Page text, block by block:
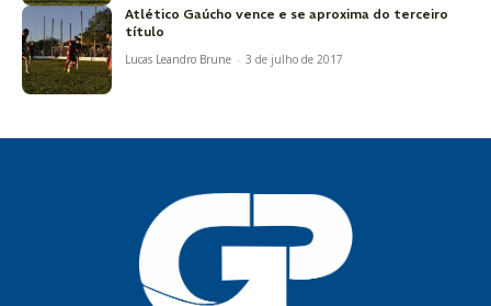
Atlético Gaúcho vence e se aproxima do terceiro
título
Lucas Leandro Brune - 3 de julho de 2017